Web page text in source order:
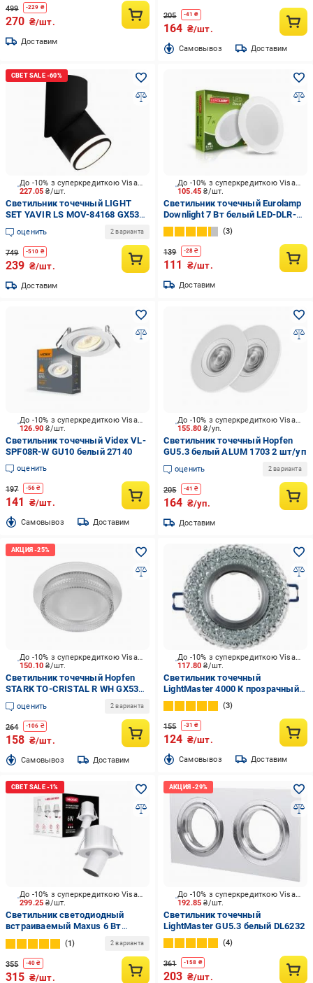
499 -229 ₴
270 ₴/шт.
Доставим
205 -41 ₴
164 ₴/шт.
Cамовывоз Доставим
227.05₴/шт.
До -10% з суперкредиткою Visa Вигода
Светильник точечный LIGHT
SET YAVIR LS MOV-84168 GX53
черный
оценить 2 варианта
749 -510 ₴
239 ₴/шт.
Доставим
105.45₴/шт.
До -10% з суперкредиткою Visa Вигода
Светильник точечный Eurolamp
Downlight 7 Вт белый LED-DLR-
7/4(new)
3
139 -28 ₴
111 ₴/шт.
Доставим
126.90₴/шт.
До -10% з суперкредиткою Visa Вигода
Светильник точечный Videx VL-
SPF08R-W GU10 белый 27140
оценить
197 -56 ₴
141 ₴/шт.
Cамовывоз Доставим
155.80₴/уп.
До -10% з суперкредиткою Visa Вигода
Светильник точечный Hopfen
GU5.3 белый ALUM 1703 2 шт/уп
оценить 2 варианта
205 -41 ₴
164 ₴/уп.
Доставим
150.10₴/шт.
До -10% з суперкредиткою Visa Вигода
Светильник точечный Hopfen
STARK TO-CRISTAL R WH GX53
белый
оценить 2 варианта
264 -106 ₴
158 ₴/шт.
Cамовывоз Доставим
117.80₴/шт.
До -10% з суперкредиткою Visa Вигода
Светильник точечный
LightMaster 4000 К прозрачный
CL7089
3
155 -31 ₴
124 ₴/шт.
Cамовывоз Доставим
299.25₴/шт.
До -10% з суперкредиткою Visa Вигода
Светильник светодиодный
встраиваемый Maxus 6 Вт
3000/4200/6500 К белый
матовый 1-MRD-6W-WHC
1 2 варианта
355 -40 ₴
315 ₴/шт.
192.85₴/шт.
До -10% з суперкредиткою Visa Вигода
Светильник точечный
LightMaster GU5.3 белый DL6232
4
361 -158 ₴
203 ₴/шт.